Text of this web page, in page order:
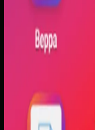
matematis dengan
konsisten. Materi yang
konsep perubahan
dibayangkan.
visualisasi gerak, dan
variabel diubah.
hubungan antara teori